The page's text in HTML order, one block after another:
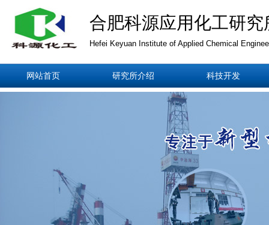
合肥科源应用化工研究
Hefei Keyuan Institute of Applied Chemical
网站首页 研究所介绍 科技开发
上一张